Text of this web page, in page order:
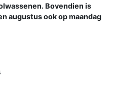
Bovendien is
augustus ook op maandag